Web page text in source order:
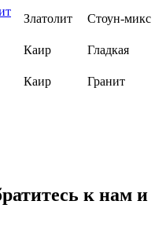
Златолит
Стоун-микс
Каир
Гладкая
Каир
Гранит
к нам и